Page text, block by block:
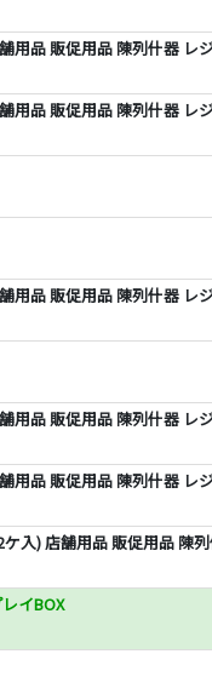
用品 販促用品 陳列什器 レ
用品 販促用品 陳列什器 レ
用品 販促用品 陳列什器 レ
用品 販促用品 陳列什器 レ
用品 販促用品 陳列什器 レ
入) 店舗用品 販促用品 陳
イBOX